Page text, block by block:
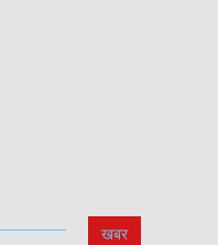
खबर